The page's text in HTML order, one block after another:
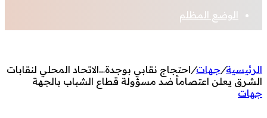
الوضع المظلم
الرئيسية/جهات/احتجاج نقابي بوجدة…الاتحاد المحلي لنقابات
الشرق يعلن اعتصاماً ضد مسؤولة قطاع الشباب بالجهة
جهات